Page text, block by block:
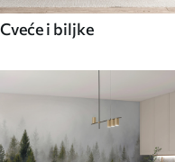
Cveće i biljke